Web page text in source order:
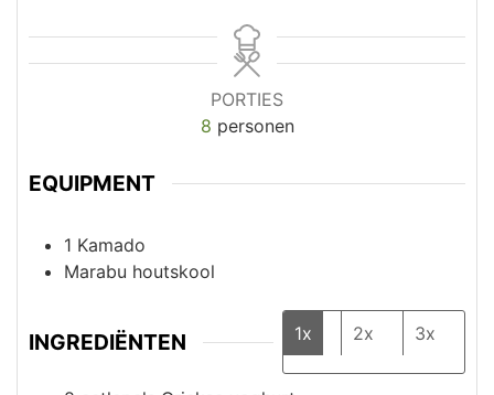
PORTIES
8 personen
EQUIPMENT
1 Kamado
Marabu houtskool
INGREDIËNTEN 1x 2x 3x